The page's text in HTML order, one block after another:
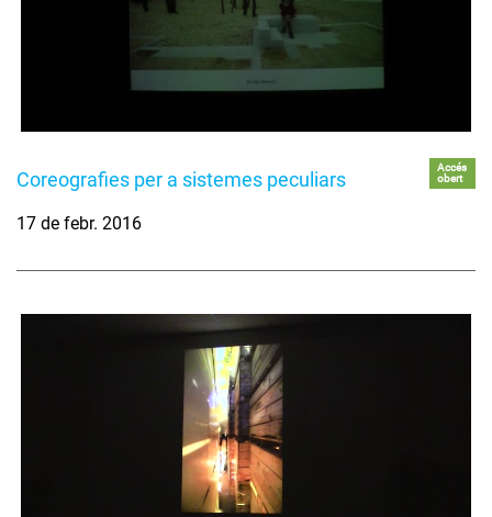
Coreografies per a sistemes peculiars
Accés
obert
17 de febr. 2016